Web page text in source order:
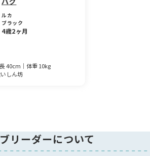
ルカ
ブラック
4歳2ヶ月
40cm｜体重 10kg
しん坊
リーダーについて